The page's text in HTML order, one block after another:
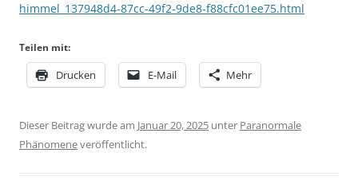
himmel_137948d4-87cc-49f2-9de8-f88cfc01ee75.html
Teilen mit:
Drucken E-Mail Mehr
Dieser Beitrag wurde am Januar 20, 2025 unter Paranormale
Phänomeneveröffentlicht.